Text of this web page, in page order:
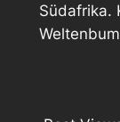
Südafrika.